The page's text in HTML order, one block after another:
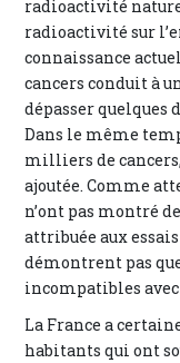
radioactivité
radioactivité sur
connaissance
cancers conduit à
dépasser quelques
Dans le même
milliers de
ajoutée. Comme
n’ont pas montré
attribuée aux
démontrent pas
incompatibles
La France a
habitants qui ont